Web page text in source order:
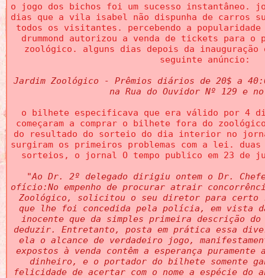
o jogo dos bichos foi um sucesso instantâneo.
dias que a vila isabel não dispunha de carros
todos os visitantes. percebendo a
drummond autorizou a venda de tickets para o
zoológico. alguns dias depois da inauguração
seguinte anúncio:
Jardim Zoológico - Prêmios diários de 20$ a
na Rua do Ouvidor Nº 129 e
o bilhete especificava que era válido por 4
começaram a comprar o bilhete fora do
do resultado do sorteio do dia interior no
surgiram os primeiros problemas com a lei. duas
sorteios, o jornal O tempo publico em 23 de
"Ao Dr. 2º delegado dirigiu ontem o Dr.
ofício:No empenho de procurar atrair
Zoológico, solicitou o seu diretor para certo
que lhe foi concedida pela polícia, em vista
inocente que da simples primeira descrição
deduzir. Entretanto, posta em prática essa
ela o alcance de verdadeiro jogo,
expostos à venda contêm a esperança
dinheiro, e o portador do bilhete somente
felicidade de acertar com o nome a espécie do